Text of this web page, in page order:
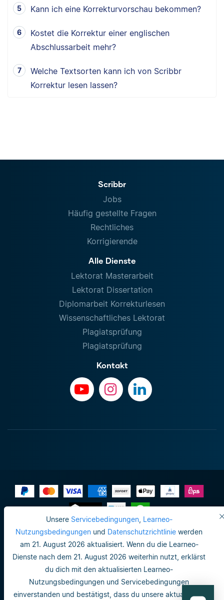
Unsere Servicebedingungen, Learneo-
Nutzungsbedingungen und Datenschutzrichtlinie werden
am 21. August 2026 aktualisiert. Wenn du die Learneo-
Dienste nach dem 21. August 2026 weiterhin nutzt, erklärst
du dich mit den aktualisierten Learneo-
Nutzungsbedingungen und Servicebedingungen
einverstanden und bestätigst, dass du unsere aktualisierte
Kann ich eine Korrekturvorschau bekommen?
Kostet die Korrektur einer englischen
Abschlussarbeit mehr?
Welche Textsorten kann ich von Scribbr
Korrektur lesen lassen?
Scribbr
Jobs
Häufig gestellte Fragen
Rechtliches
Korrigierende
Alle Dienste
Lektorat Masterarbeit
Lektorat Dissertation
Diplomarbeit Korrekturlesen
Wissenschaftliches Lektorat
Plagiatsprüfung
Plagiatsprüfung
Kontakt
Impressum
Datenschutzrichtlinie
Do not sell or share my personal info
Nutzungsbedingungen